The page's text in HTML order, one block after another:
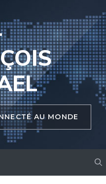
AU MONDE